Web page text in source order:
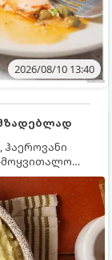
2026/08/10 13:40
მოყვითალო
მაგრამ
უნდა
გამოვიდეს.